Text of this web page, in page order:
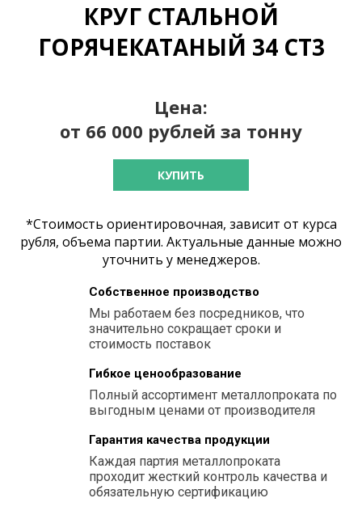
КРУГ СТАЛЬНОЙ
ГОРЯЧЕКАТАНЫЙ 34 СТ3
Цена:
от 66 000 рублей за тонну
КУПИТЬ
*Стоимость ориентировочная, зависит от курса
рубля, объема партии. Актуальные данные можно
уточнить у менеджеров.
Собственное производство
Мы работаем без посредников, что
значительно сокращает сроки и
стоимость поставок
Гибкое ценообразование
Полный ассортимент металлопроката по
выгодным ценами от производителя
Гарантия качества продукции
Каждая партия металлопроката
проходит жесткий контроль качества и
обязательную сертификацию